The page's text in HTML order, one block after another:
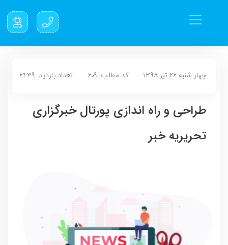
چهار شنبه ۲۶ تیر ۱۳۹۸ کد مطلب: ۶۰۹ تعداد بازدید: ۶۴۳۹
طراحی و راه اندازی پورتال خبرگزاری
تحریریه خبر